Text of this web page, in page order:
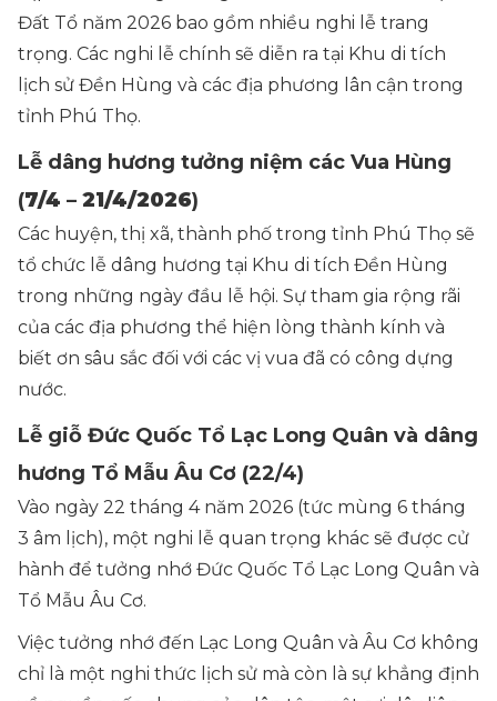
Đất Tổ năm 2026 bao gồm nhiều nghi lễ trang
trọng. Các nghi lễ chính sẽ diễn ra tại Khu di tích
lịch sử Đền Hùng và các địa phương lân cận trong
tỉnh Phú Thọ.
Lễ dâng hương tưởng niệm các Vua Hùng
(7/4 – 21/4/2026)
Các huyện, thị xã, thành phố trong tỉnh Phú Thọ sẽ
tổ chức lễ dâng hương tại Khu di tích Đền Hùng
trong những ngày đầu lễ hội. Sự tham gia rộng rãi
của các địa phương thể hiện lòng thành kính và
biết ơn sâu sắc đối với các vị vua đã có công dựng
nước.
Lễ giỗ Đức Quốc Tổ Lạc Long Quân và dâng
hương Tổ Mẫu Âu Cơ (22/4)
Vào ngày 22 tháng 4 năm 2026 (tức mùng 6 tháng
3 âm lịch), một nghi lễ quan trọng khác sẽ được cử
hành để tưởng nhớ Đức Quốc Tổ Lạc Long Quân và
Tổ Mẫu Âu Cơ.
Việc tưởng nhớ đến Lạc Long Quân và Âu Cơ không
chỉ là một nghi thức lịch sử mà còn là sự khẳng định